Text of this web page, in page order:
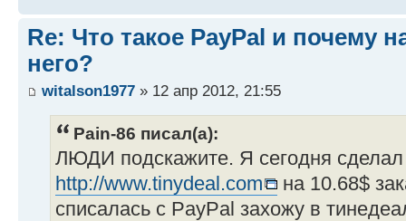
Re: Что такое PayPal и почему
него?
witalson1977 » 12 апр 2012, 21:55
Pain-86 писал(а):
ЛЮДИ подскажите. Я сегодня сделал
http://www.tinydeal.com
на 10.68$
списалась с PayPal захожу в